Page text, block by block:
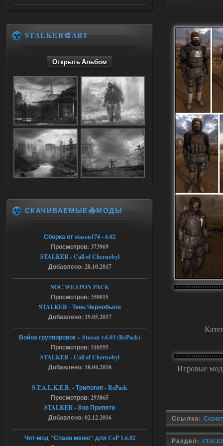
Игровые
Ссылка:
Раздел:
Доступно только для пользователей
Объединенный Пак 2 + OGSR +
STCoP WP 3.4
17:25
Stalker-Mods-Clan-su
Доступно только для пользователей
Ответить ➤
04.08.2026
Объединенный Пак 2 + OGSR +
STCoP WP 3.4
17:19
Stalker-Mods-Clan-su
Ответить ➤
04.08.2026
Объединенный Пак 2 + OGSR +
STCoP WP 3.4
Stalker-Mods-Clan-su
Доступно только для пользователей
Ответить ➤
04.08.2026
Объединенный Пак 2 + OGSR +
STCoP WP 3.4
16:48
Stalker-Mods-Clan-su
Доступно только для пользователей
Объединенный Пак 2 + OGSR +
STCoP WP 3.4
STALKER🎨ART
Открыть Альбом
СКАЧИВАЕМЫЕ📥МОДЫ
Сборка от stason174 - 6.02
Просмотров: 373969
STALKER - Call of Chernobyl
Добавлено: 28.10.2017
SOC WEAPON PACK
Просмотров: 350015
STALKER - Тень Чернобыля
Добавлено: 19.05.2017
Война группировок + Stason v.6.03 (RePack)
Просмотров: 310555
STALKER - Call of Chernobyl
Добавлено: 18.04.2018
S.T.A.L.K.E.R. - Трилогия - RePack
Просмотров: 293865
STALKER - Зов Припяти
Добавлено: 02.12.2016
Чит-мод "Спавн меню" для CoP 1.6.02